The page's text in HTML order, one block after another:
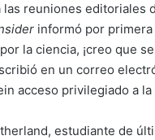
las reuniones editoriales
informó por
la ciencia, ¡creo que
en un correo
acceso privilegiado a
estudiante de